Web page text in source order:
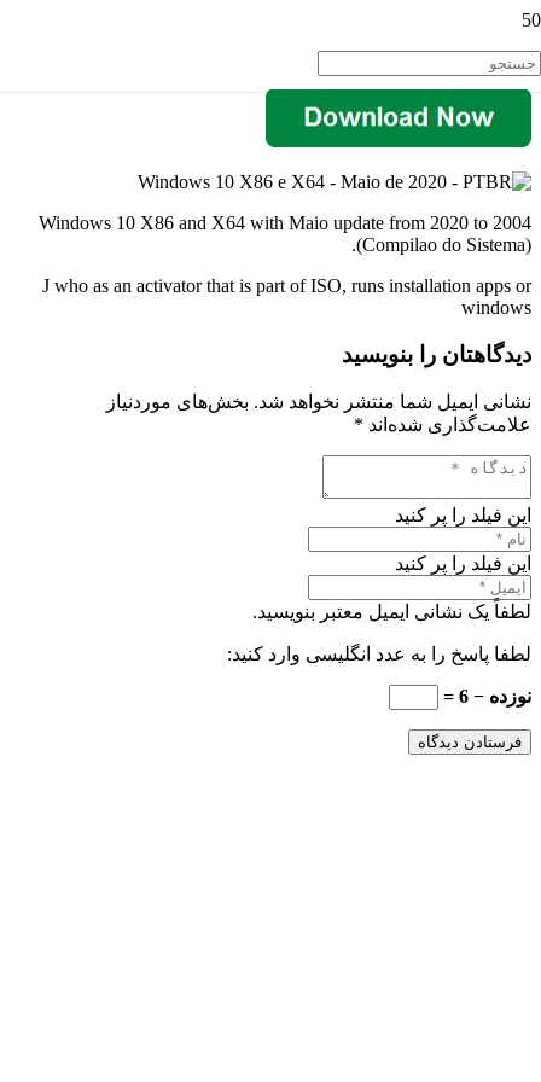
Windows 10 X86 and X64 with Maio update from 2020 to 2004
(Compilao do Sistema).
J who as an activator that is part of ISO, runs installation apps or
windows
دیدگاهتان را بنویسید
نشانی ایمیل شما منتشر نخواهد شد. بخش‌های موردنیاز
علامت‌گذاری شده‌اند *
این فیلد را پر کنید
این فیلد را پر کنید
لطفاً یک نشانی ایمیل معتبر بنویسید.
لطفا پاسخ را به عدد انگلیسی وارد کنید:
نوزده − 6 =
فرستادن دیدگاه